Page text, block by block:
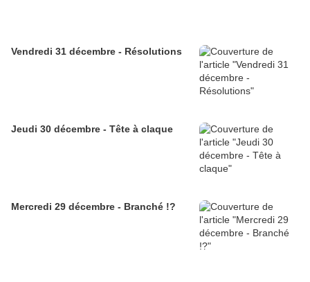
Vendredi 31 décembre - Résolutions
Jeudi 30 décembre - Tête à claque
Mercredi 29 décembre - Branché !?